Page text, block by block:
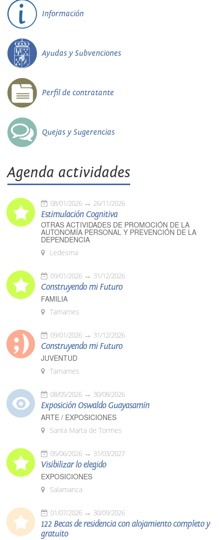
Información
Ayudas y Subvenciones
Perfil de contratante
Quejas y Sugerencias
Agenda actividades
08/01/2026 26/11/2026
Estimulación Cognitiva
OTRAS ACTIVIDADES DE PROMOCIÓN DE LA
AUTONOMÍA PERSONAL Y PREVENCIÓN DE LA
DEPENDENCIA
Ledesma
09/01/2026 31/12/2026
Construyendo mi Futuro
FAMILIA
Tamames
09/01/2026 31/12/2026
Construyendo mi Futuro
JUVENTUD
Tamames
08/05/2026 30/08/2026
Exposición Oswaldo Guayasamín
ARTE / EXPOSICIONES
Santa Marta de Tormes
05/06/2026 31/03/2027
Visibilizar lo elegido
EXPOSICIONES
Salamanca
01/07/2026 30/09/2026
122 Becas de residencia con alojamiento completo y
gratuito